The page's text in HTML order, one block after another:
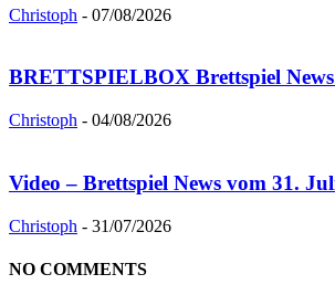
Christoph - 07/08/2026
BRETTSPIELBOX Brettspiel
Christoph - 04/08/2026
Video – Brettspiel News vom 31.
Christoph - 31/07/2026
NO COMMENTS